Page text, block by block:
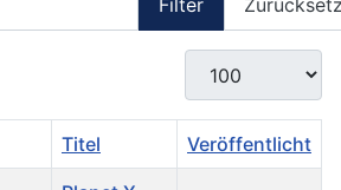
Anzeige #
Titel Veröffentlicht